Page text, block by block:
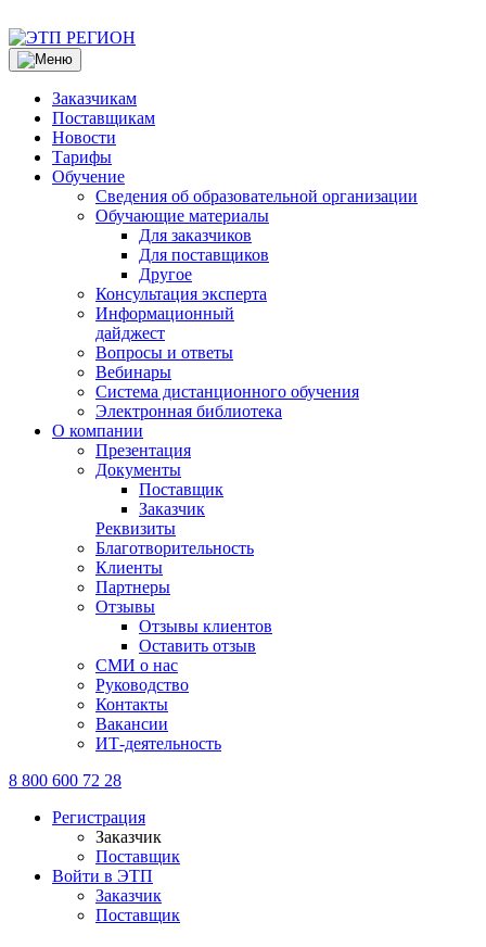
Заказчикам
Поставщикам
Новости
Тарифы
Обучение
Сведения об образовательной организации
Обучающие материалы
Для заказчиков
Для поставщиков
Другое
Консультация эксперта
Информационный
дайджест
Вопросы и ответы
Вебинары
Система дистанционного обучения
Электронная библиотека
О компании
Презентация
Документы
Поставщик
Заказчик
Реквизиты
Благотворительность
Клиенты
Партнеры
Отзывы
Отзывы клиентов
Оставить отзыв
СМИ о нас
Руководство
Контакты
Вакансии
ИТ-деятельность
8 800 600 72 28
Регистрация
Заказчик
Поставщик
Войти в ЭТП
Заказчик
Поставщик